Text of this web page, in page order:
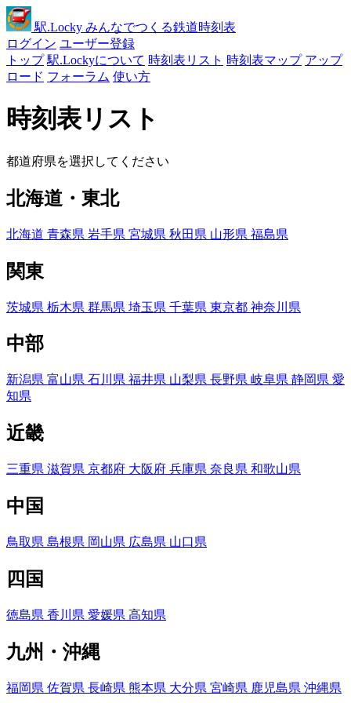
駅.Locky みんなでつくる鉄道時刻表
ログイン ユーザー登録
トップ 駅.Lockyについて 時刻表リスト 時刻表マップ アップ
ロード フォーラム 使い方
時刻表リスト
都道府県を選択してください
北海道・東北
北海道 青森県 岩手県 宮城県 秋田県 山形県 福島県
関東
茨城県 栃木県 群馬県 埼玉県 千葉県 東京都 神奈川県
中部
新潟県 富山県 石川県 福井県 山梨県 長野県 岐阜県 静岡県 愛
知県
近畿
三重県 滋賀県 京都府 大阪府 兵庫県 奈良県 和歌山県
中国
鳥取県 島根県 岡山県 広島県 山口県
四国
徳島県 香川県 愛媛県 高知県
九州・沖縄
福岡県 佐賀県 長崎県 熊本県 大分県 宮崎県 鹿児島県 沖縄県